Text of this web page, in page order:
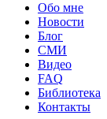
Обо мне
Новости
Блог
СМИ
Видео
FAQ
Библиотека
Контакты